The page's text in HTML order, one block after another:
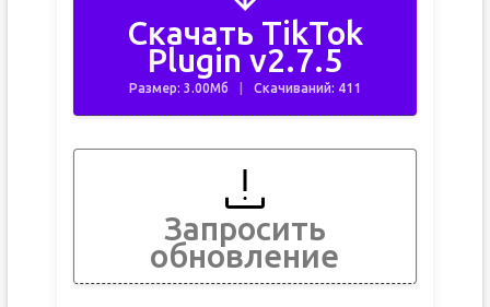
Скачать TikTok
Plugin v2.7.5
Размер: 3.00Мб Скачиваний: 411
Запросить
обновление